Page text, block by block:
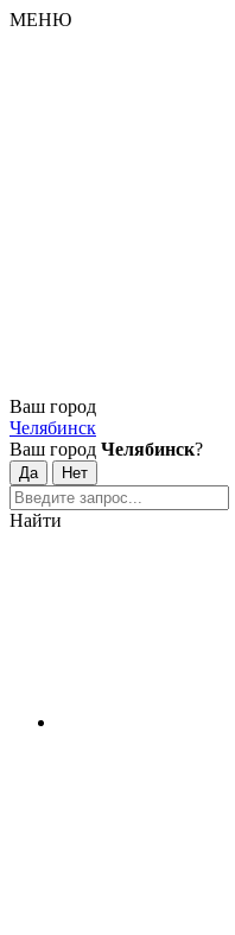
МЕНЮ
Ваш город
Челябинск
Ваш город Челябинск?
Найти